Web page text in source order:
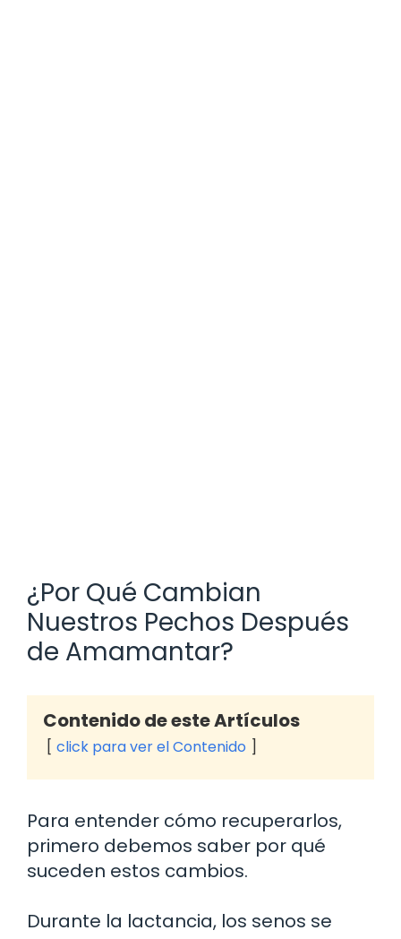
¿Por Qué Cambian
Nuestros Pechos Después
de Amamantar?
Contenido de este Artículos
click para ver el Contenido
Para entender cómo recuperarlos,
primero debemos saber por qué
suceden estos cambios.
Durante la lactancia, los senos se